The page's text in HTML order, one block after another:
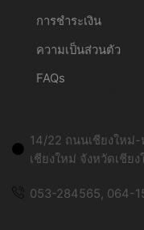
การชำระเงิน
ความเป็นส่วนตัว
FAQs
14/22 ถนนเชียงใหม่-
เชียงใหม่ จังหวัดเชีย
053-284565, 064-